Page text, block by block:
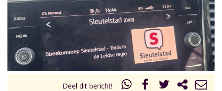
Vorig uur
Volgend uur
Deel dit bericht!